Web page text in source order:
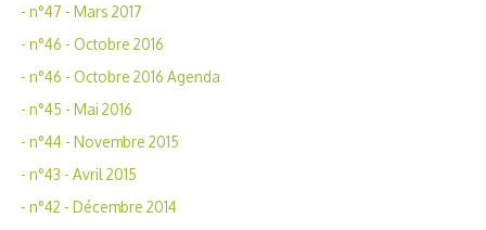
- n°47 - Mars 2017
- n°46 - Octobre 2016
- n°46 - Octobre 2016 Agenda
- n°45 - Mai 2016
- n°44 - Novembre 2015
- n°43 - Avril 2015
- n°42 - Décembre 2014